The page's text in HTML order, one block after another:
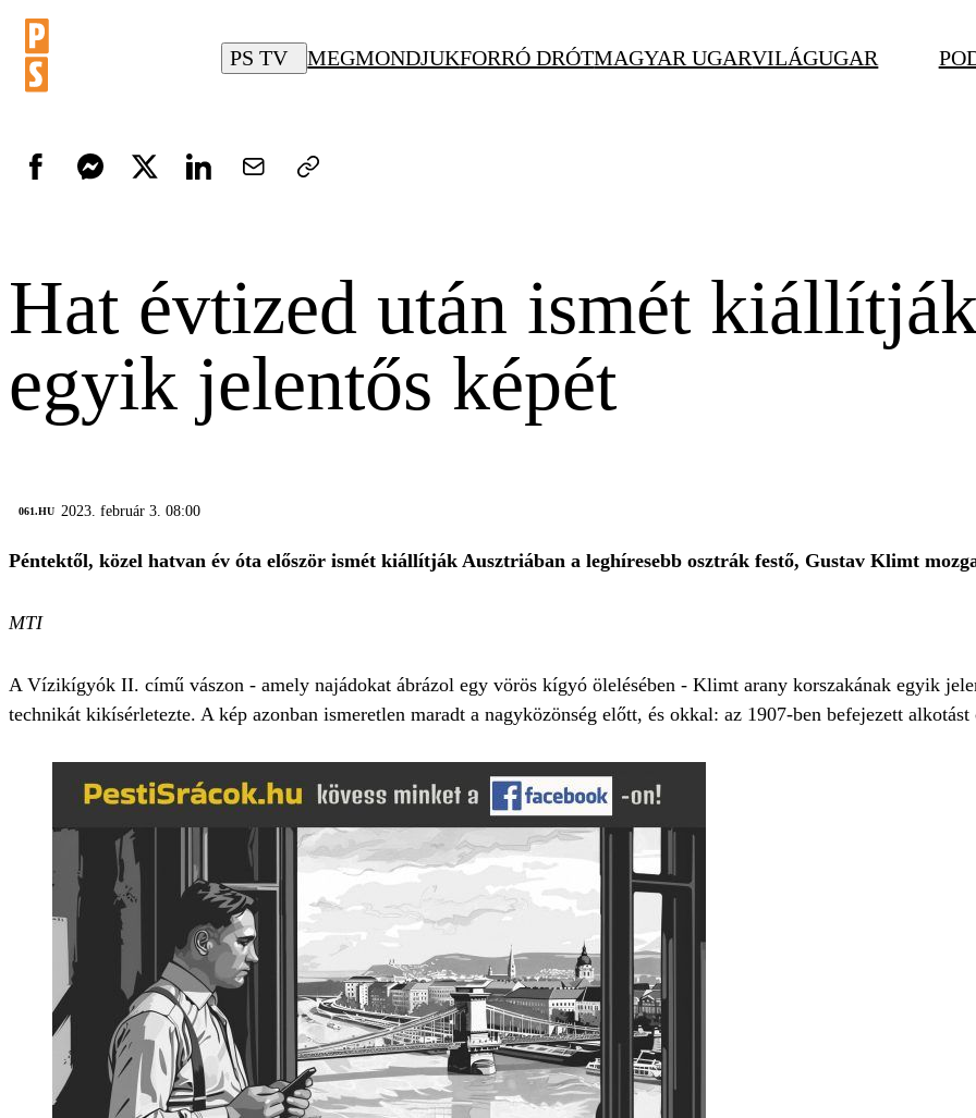
PS TV MEGMONDJUKFORRÓ DRÓTMAGYAR UGARVILÁGUGAR
Hat évtized után ismét
egyik jelentős képét
‎ 061.HU 2023. február 3. 08:00
Péntektől, közel hatvan év óta először ismét kiállítják Ausztriában a leghíresebb osztrák festő, Gustav Klimt
MTI
A Vízikígyók II. című vászon - amely najádokat ábrázol egy vörös kígyó ölelésében - Klimt arany korszakának egyik
technikát kikísérletezte. A kép azonban ismeretlen maradt a nagyközönség előtt, és okkal: az 1907-ben befejezett